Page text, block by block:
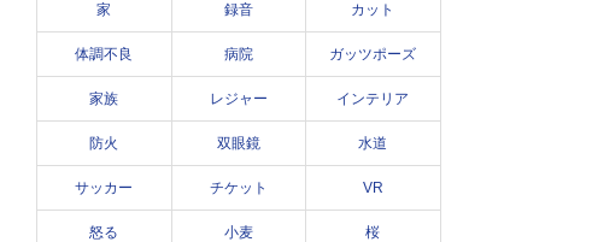
家 録音 カット
体調不良 病院 ガッツポーズ
家族 レジャー インテリア
防火 双眼鏡 水道
サッカー チケット VR
怒る 小麦 桜